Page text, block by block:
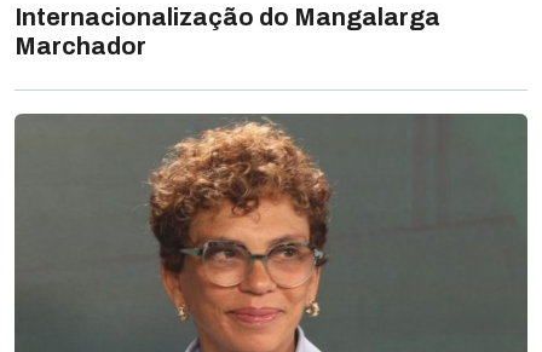
Internacionalização do Mangalarga
Marchador